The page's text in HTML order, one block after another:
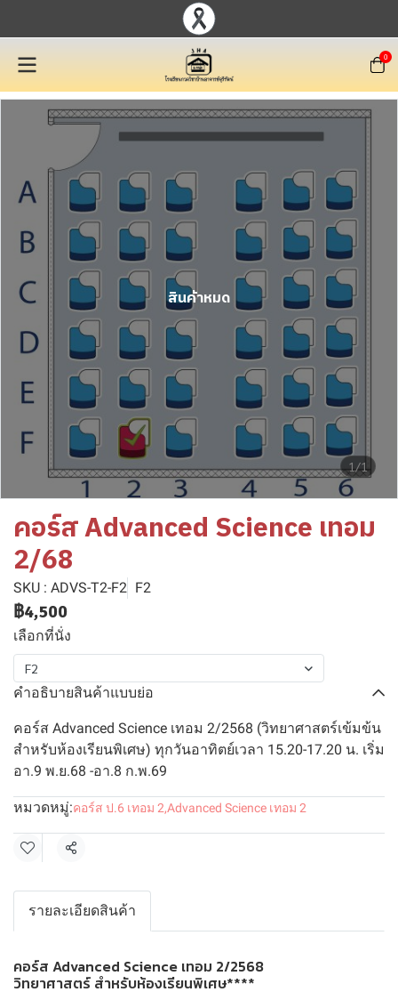
0
1/1
สินค้าหมด
คอร์ส Advanced Science เทอม
2/68
SKU : ADVS-T2-F2 F2
฿4,500
เลือกที่นั่ง
F2
คำอธิบายสินค้าแบบย่อ
คอร์ส Advanced Science เทอม 2/2568 (วิทยาศาสตร์เข้มข้น
สำหรับห้องเรียนพิเศษ) ทุกวันอาทิตย์เวลา 15.20-17.20 น. เริ่ม
อา.9 พ.ย.68 -อา.8 ก.พ.69
หมวดหมู่:คอร์ส ป.6 เทอม 2,Advanced Science เทอม 2
แชร์
รายละเอียดสินค้า
คอร์ส Advanced Science เทอม 2/2568
วิทยาศาสตร์ สำหรับห้องเรียนพิเศษ****